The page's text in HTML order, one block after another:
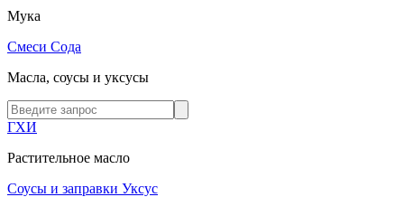
Мука
Смеси Сода
Масла, соусы и уксусы
ГХИ
Растительное масло
Соусы и заправки Уксус